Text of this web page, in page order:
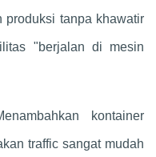
tanpa khawatir
"berjalan di mesin
kontainer
traffic sangat mudah